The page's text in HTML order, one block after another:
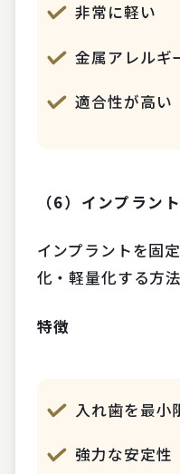
非常に軽い
金属アレルギ
適合性が高い
（6）インプラン
インプラントを固
化・軽量化する方法
特徴
入れ歯を最小
強力な安定性